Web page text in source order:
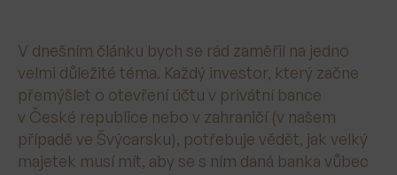
V dnešním článku bych se rád zaměřil na jedno
velmi důležité téma. Každý investor, který začne
přemýšlet o otevření účtu v privátní bance
v České republice nebo v zahraničí (v našem
případě ve Švýcarsku), potřebuje vědět, jak velký
majetek musí mít, aby se s ním daná banka vůbec